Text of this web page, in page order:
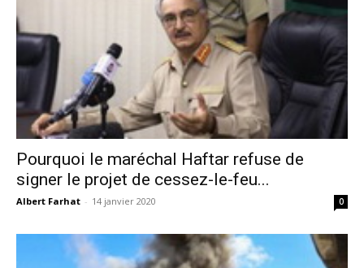
Pourquoi le maréchal Haftar refuse de
signer le projet de cessez-le-feu...
Albert Farhat - 14 janvier 2020 0